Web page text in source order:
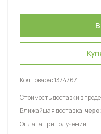
Код товара:1374767
Стоимость доставки в
Ближайшая доставка:
Оплата при получении